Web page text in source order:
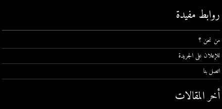
روابط مفيدة
من نحن ؟
للإعلان على الجريدة
اتصل بنا
أخر المقالات